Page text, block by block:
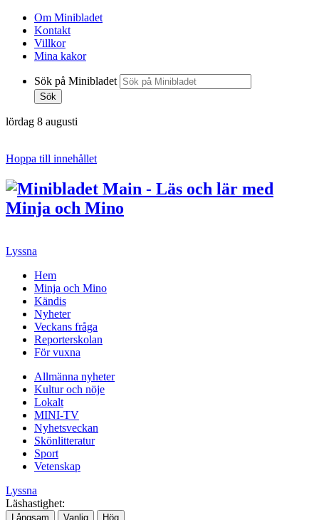
Om Minibladet
Kontakt
Villkor
Mina kakor
Sök på Minibladet
Sök
lördag 8 augusti
Hoppa till innehållet
Lyssna
Hem
Minja och Mino
Kändis
Nyheter
Veckans fråga
Reporterskolan
För vuxna
Allmänna nyheter
Kultur och nöje
Lokalt
MINI-TV
Nyhetsveckan
Skönlitteratur
Sport
Vetenskap
Lyssna
Läshastighet:
Långsam Vanlig Hög